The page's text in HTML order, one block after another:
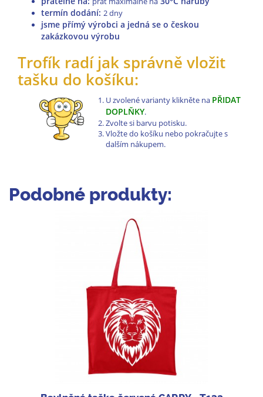
termín dodání: 2 dny
jsme přímý výrobci a jedná se o českou
zakázkovou výrobu
Trofík radí jak správně vložit
tašku do košíku:
U zvolené varianty klikněte na PŘIDAT
DOPLŇKY.
Zvolte si barvu potisku.
Vložte do košíku nebo pokračujte s
dalším nákupem.
Podobné produkty: